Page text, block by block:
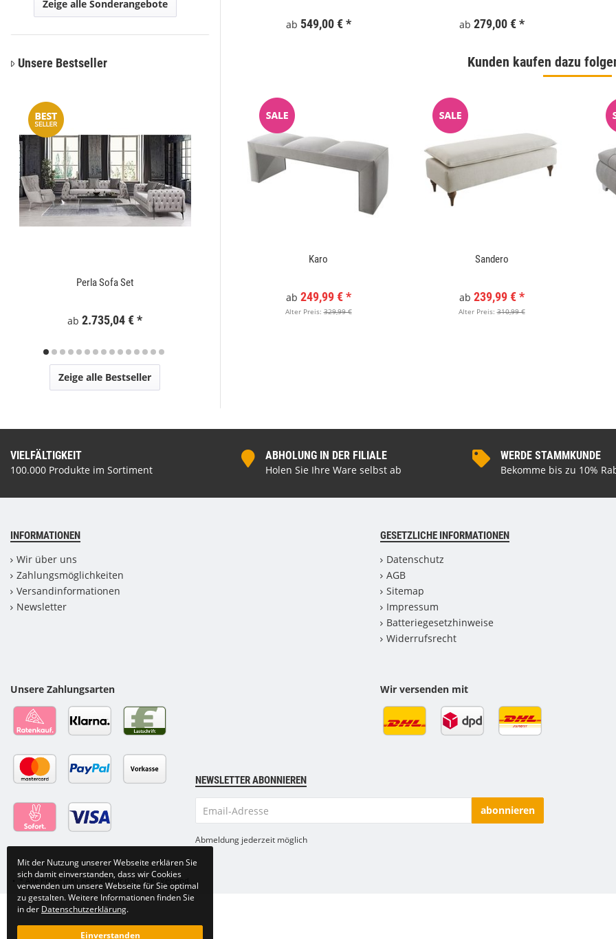
ab 549,00 € * ab 279,00 € *
Kunden kaufen dazu
Karo
ab 249,99 € *
Alter Preis:329,99 €
Sandero
ab 239,99 € *
Alter Preis:310,99 €
Zeige alle Sonderangebote
Unsere Bestseller
Perla Sofa Set
ab 2.735,04 €*
WA16
Zeige alle Bestseller
VIELFÄLTIGKEIT
100.000 Produkte im Sortiment
ABHOLUNG IN DER FILIALE
Holen Sie Ihre Ware selbst ab
WERDE STAMMKUNDE
Bekomme bis zu 10%
INFORMATIONEN
Wir über uns
Zahlungsmöglichkeiten
Versandinformationen
Newsletter
GESETZLICHE INFORMATIONEN
Datenschutz
AGB
Sitemap
Impressum
Batteriegesetzhinweise
Widerrufsrecht
Unsere Zahlungsarten Wir versenden mit
NEWSLETTER ABONNIEREN
Adresse
abonnieren
Abmeldung jederzeit möglich
•*Alle Preise inkl. gesetzlicher USt., inkl.Versand
Mit der Nutzung unserer Webseite erklären Sie
sich damit einverstanden, dass wir Cookies
verwenden um unsere Webseite für Sie optimal
zu gestalten. Weitere Informationen finden Sie
in der Datenschutzerklärung.
Einverstanden